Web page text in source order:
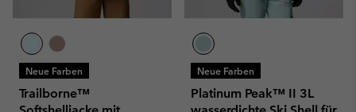
Neue Farben
Trailborne™
Neue Farben
Platinum Peak™ II 3L